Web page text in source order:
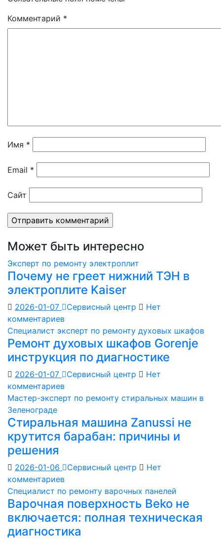
Комментарий *
Имя *
Email *
Сайт
Может быть интересно
Эксперт по ремонту электроплит
Почему не греет нижний ТЭН в
электроплите Kaiser
2026-01-07 Сервисный центр
Нет
комментариев
Специалист эксперт по ремонту духовых шкафов
Ремонт духовых шкафов Gorenje
инструкция по диагностике
2026-01-07 Сервисный центр
Нет
комментариев
Мастер-эксперт по ремонту стиральных машин в
Зеленограде
Стиральная машина Zanussi не
крутится барабан: причины и
решения
2026-01-06 Сервисный центр
Нет
комментариев
Специалист по ремонту варочных панелей
Варочная поверхность Beko не
включается: полная техническая
диагностика